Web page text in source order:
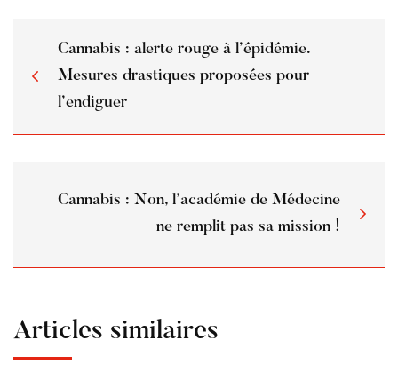
Cannabis : alerte rouge à l’épidémie.
Mesures drastiques proposées pour
l’endiguer
Cannabis : Non, l’académie de Médecine
ne remplit pas sa mission !
Articles similaires